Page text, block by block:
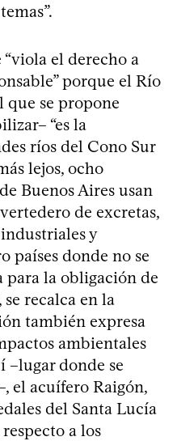
“viola el derecho a
porque el Río
que se propone
“es la
ríos del Cono Sur
lejos, ocho
Buenos Aires usan
de excretas,
y
países donde no se
la obligación de
recalca en la
también expresa
ambientales
–lugar donde se
el acuífero Raigón,
del Santa Lucía
a los